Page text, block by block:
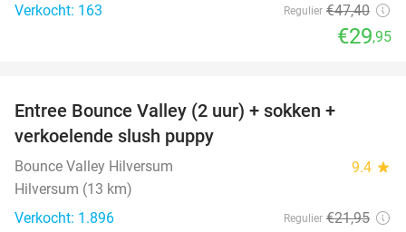
Verkocht: 163
Regulier €47,40
€29,95
Entree Bounce Valley (2 uur) + sokken +
verkoelende slush puppy
Bounce Valley Hilversum 9.4 star
Hilversum (13 km)
Verkocht: 1.896
Regulier €21,95